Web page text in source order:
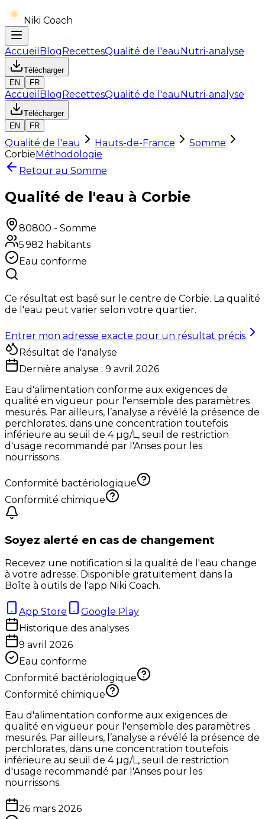
Niki Coach
Accueil BlogRecettesQualité de l'eauNutri-analyse
Télécharger
EN
FR
Accueil BlogRecettesQualité de l'eauNutri-analyse
Télécharger
EN
FR
Qualité de l'eau Hauts-de-France
Somme
CorbieMéthodologie
Retour au Somme
Qualité de l'eau à Corbie
80800 - Somme
5 982 habitants
Eau conforme
Ce résultat est basé sur le centre de Corbie. La qualité
de l'eau peut varier selon votre quartier.
Entrer mon adresse exacte pour un résultat précis
Résultat de l'analyse
Dernière analyse : 9 avril 2026
Eau d'alimentation conforme aux exigences de
qualité en vigueur pour l'ensemble des paramètres
mesurés. Par ailleurs, l’analyse a révélé la présence de
perchlorates, dans une concentration toutefois
inférieure au seuil de 4 µg/L, seuil de restriction
d'usage recommandé par l'Anses pour les
nourrissons.
Conformité bactériologique
Conformité chimique
Soyez alerté en cas de changement
Recevez une notification si la qualité de l'eau change
à votre adresse. Disponible gratuitement dans la
Boîte à outils de l'app Niki Coach.
App Store
Google Play
Historique des analyses
9 avril 2026
Eau conforme
Conformité bactériologique
Conformité chimique
Eau d'alimentation conforme aux exigences de
qualité en vigueur pour l'ensemble des paramètres
mesurés. Par ailleurs, l’analyse a révélé la présence de
perchlorates, dans une concentration toutefois
inférieure au seuil de 4 µg/L, seuil de restriction
d'usage recommandé par l'Anses pour les
nourrissons.
26 mars 2026